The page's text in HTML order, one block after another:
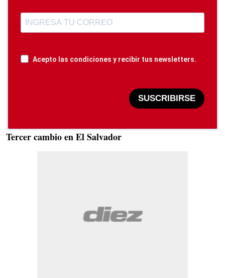
Acepto las condiciones y recibir tus newsletters.
SUSCRIBIRSE
Tercer cambio en El Salvador